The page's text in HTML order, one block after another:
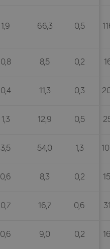
1,9 66,3 0,5
0,8 8,5 0,2
0,4 11,3 0,3
1,3 12,9 0,5
3,5 54,0 1,3
0,6 8,3 0,2
0,7 16,7 0,6
0,6 9,0 0,2